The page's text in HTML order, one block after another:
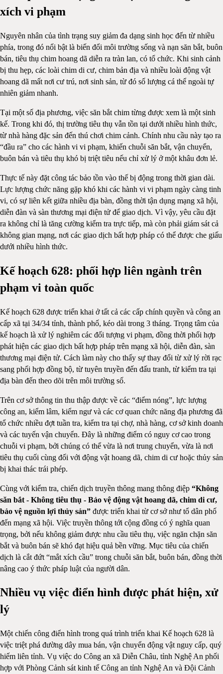
xích vi phạm
Nguyên nhân của tình trạng suy giảm đa dạng sinh học đến từ nhiều
phía, trong đó nổi bật là biến đổi môi trường sống và nạn săn bắt, buôn
bán, tiêu thụ chim hoang dã diễn ra tràn lan, có tổ chức. Khi sinh cảnh
bị thu hẹp, các loài chim di cư, chim bản địa và nhiều loài động vật
hoang dã mất nơi cư trú, nơi sinh sản, từ đó số lượng cá thể ngoài tự
nhiên giảm nhanh.
Tại một số địa phương, việc săn bắt chim từng được xem là một sinh
kế. Trong khi đó, thị trường tiêu thụ vẫn tồn tại dưới nhiều hình thức,
từ nhà hàng đặc sản đến thú chơi chim cảnh. Chính nhu cầu này tạo ra
“đầu ra” cho các hành vi vi phạm, khiến chuỗi săn bắt, vận chuyển,
buôn bán và tiêu thụ khó bị triệt tiêu nếu chỉ xử lý ở một khâu đơn lẻ.
Thực tế này đặt công tác bảo tồn vào thế bị động trong thời gian dài.
Lực lượng chức năng gặp khó khi các hành vi vi phạm ngày càng tinh
vi, có sự liên kết giữa nhiều địa bàn, đồng thời tận dụng mạng xã hội,
diễn đàn và sàn thương mại điện tử để giao dịch. Vì vậy, yêu cầu đặt
ra không chỉ là tăng cường kiểm tra trực tiếp, mà còn phải giám sát cả
không gian mạng, nơi các giao dịch bất hợp pháp có thể được che giấu
dưới nhiều hình thức.
Kế hoạch 628: phối hợp liên ngành trên
phạm vi toàn quốc
Kế hoạch 628 được triển khai ở tất cả các cấp chính quyền và công an
cấp xã tại 34/34 tỉnh, thành phố, kéo dài trong 3 tháng. Trọng tâm của
kế hoạch là xử lý nghiêm các đối tượng vi phạm, đồng thời phối hợp
phát hiện các giao dịch bất hợp pháp trên mạng xã hội, diễn đàn, sàn
thương mại điện tử. Cách làm này cho thấy sự thay đổi từ xử lý rời rạc
sang phối hợp đồng bộ, từ tuyên truyền đến đấu tranh, từ kiểm tra tại
địa bàn đến theo dõi trên môi trường số.
Trên cơ sở thông tin thu thập được về các “điểm nóng”, lực lượng
công an, kiểm lâm, kiểm ngư và các cơ quan chức năng địa phương đã
tổ chức nhiều đợt tuần tra, kiểm tra tại chợ, nhà hàng, cơ sở kinh doanh
và các tuyến vận chuyển. Đây là những điểm có nguy cơ cao trong
chuỗi vi phạm, bởi chúng có thể vừa là nơi trung chuyển, vừa là nơi
tiêu thụ cuối cùng đối với động vật hoang dã, chim di cư hoặc thủy sản
bị khai thác trái phép.
Cùng với kiểm tra, chiến dịch truyền thông mang thông điệp “Không
săn bắt - Không tiêu thụ - Bảo vệ động vật hoang dã, chim di cư,
bảo vệ nguồn lợi thủy sản” được triển khai từ cơ sở như tổ dân phố
đến mạng xã hội. Việc truyền thông tới cộng đồng có ý nghĩa quan
trọng, bởi nếu không giảm được nhu cầu tiêu thụ, việc ngăn chặn săn
bắt và buôn bán sẽ khó đạt hiệu quả bền vững. Mục tiêu của chiến
dịch là cắt đứt “mắt xích cầu” trong chuỗi săn bắt, buôn bán, đồng thời
nâng cao ý thức pháp luật của người dân.
Nhiều vụ việc điển hình được phát hiện, xử
lý
Một chiến công điển hình trong quá trình triển khai Kế hoạch 628 là
việc triệt phá đường dây mua bán, vận chuyển động vật nguy cấp, quý
hiếm liên tỉnh. Vụ việc do Công an xã Diễn Châu, tỉnh Nghệ An phối
hợp với Phòng Cảnh sát kinh tế Công an tỉnh Nghệ An và Đội Cảnh